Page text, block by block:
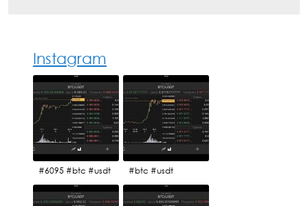
Instagram
#6095 #btc #usdt #btc #usdt